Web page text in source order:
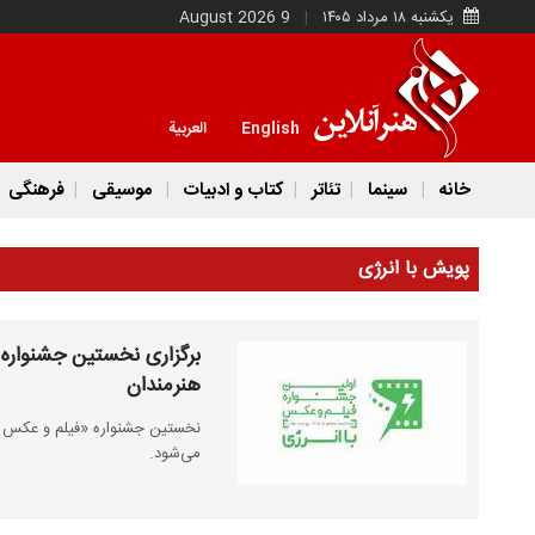
یکشنبه ۱۸ مرداد ۱۴۰۵ 9 August 2026
English العربية
خانه سینما تئاتر کتاب و ادبیات موسیقی فرهنگی
پویش با انرژی
برگزاری نخستین
هنرمندان
می‌شود.